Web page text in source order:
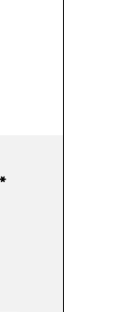
4.75 von 5